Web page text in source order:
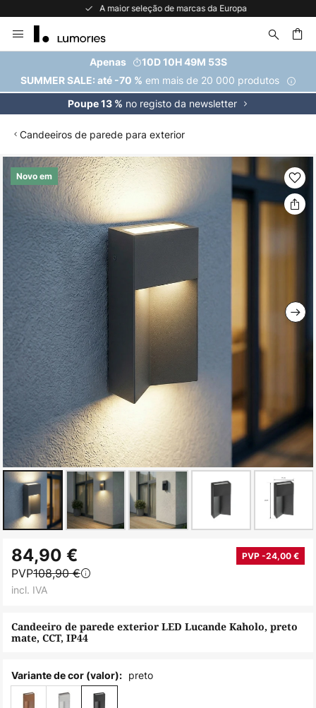
A maior seleção de marcas da Europa
para
Conteúdo
Apenas
10D 10H 49M 53S
SUMMER SALE: até -70 % em mais de 20 000 produtos
Poupe 13 % no registo da newsletter
Candeeiros de parede para exterior
Novo em
Saltar
para
final
da
Galeria
de
imagens
para
início
Galeria
de
Candeeiro de parede exterior LED Lucande Kaholo, preto
mate, CCT, IP44
84,90 € PVP -24,00 €
PVP108,90 €
incl. IVA
Variante de cor (valor): preto